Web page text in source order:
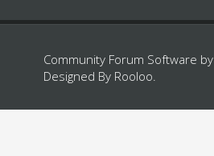
Community Forum Software by
Designed By Rooloo.